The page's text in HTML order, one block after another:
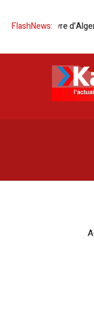
FlashNews:
Selon du livre d’Alger